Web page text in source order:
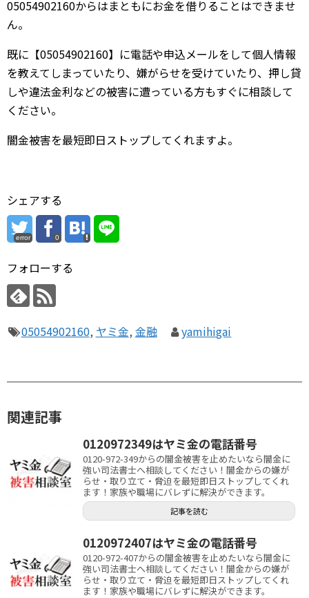
05054902160からはまともにお金を借りることはできませ
ん。
既に【05054902160】に電話や申込メールをして個人情報
を教えてしまっていたり、嫌がらせを受けていたり、押し貸
しや違法金利などの被害に遭っている方もすぐに相談して
ください。
闇金被害を最短即日ストップしてくれますよ。
シェアする
error 0
フォローする
05054902160, ヤミ金, 金融 yamihigai
関連記事
0120972349はヤミ金の電話番号
0120-972-349からの闇金被害を止めたいなら闇金に
強い司法書士へ相談してください！闇金からの嫌が
らせ・取り立て・脅迫を最短即日ストップしてくれ
ます！家族や職場にバレずに解決ができます。
記事を読む
0120972407はヤミ金の電話番号
0120-972-407からの闇金被害を止めたいなら闇金に
強い司法書士へ相談してください！闇金からの嫌が
らせ・取り立て・脅迫を最短即日ストップしてくれ
ます！家族や職場にバレずに解決ができます。